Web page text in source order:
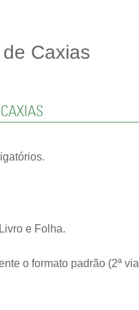
Caxias
e Folha.
o formato padrão (2ª via